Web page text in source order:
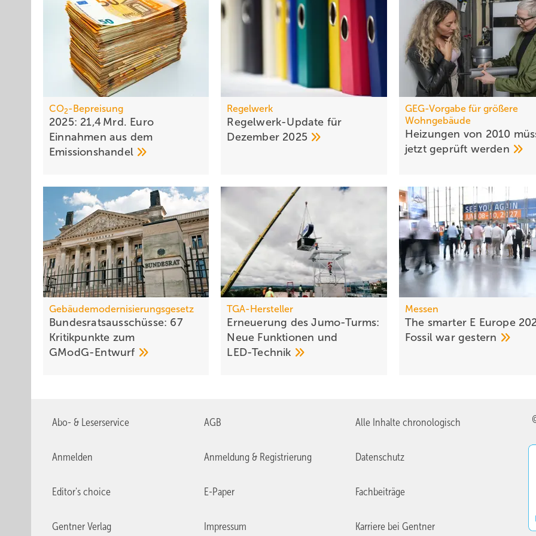
CO2-Bepreisung
2025: 21,4 Mrd. Euro
Einnahmen aus dem
Emissionshandel
Regelwerk
Regelwerk-Update für
Dezember 2025
GEG-Vorgabe für größere
Wohngebäude
Heizungen von 2010
jetzt geprüft werden
Gebäudemodernisierungsgesetz
Bundesrats­aus­schüsse: 67
Kritik­punkte zum
GModG-Entwurf
TGA-Hersteller
Erneuerung des Jumo-Turms:
Neue Funktionen und
LED-Technik
Messen
The smarter E Europe
Fossil wargestern
Abo- & Leserservice AGB Alle Inhalte chronologisch
Anmelden Anmeldung & Registrierung Datenschutz
Editor's choice E-Paper Fachbeiträge
Gentner Verlag Impressum Karriere bei Gentner